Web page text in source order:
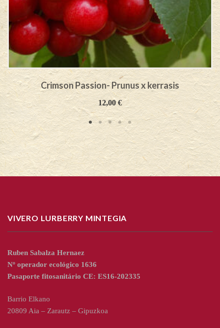
Crimson Passion- Prunus x kerrasis
12,00€
VIVERO LURBERRY MINTEGIA
Ruben Sabalza Hernaez
Nº operador ecológico 1636
Pasaporte fitosanitário CE: ES16-202335
Barrio Elkano
20809 Aia – Zarautz – Gipuzkoa